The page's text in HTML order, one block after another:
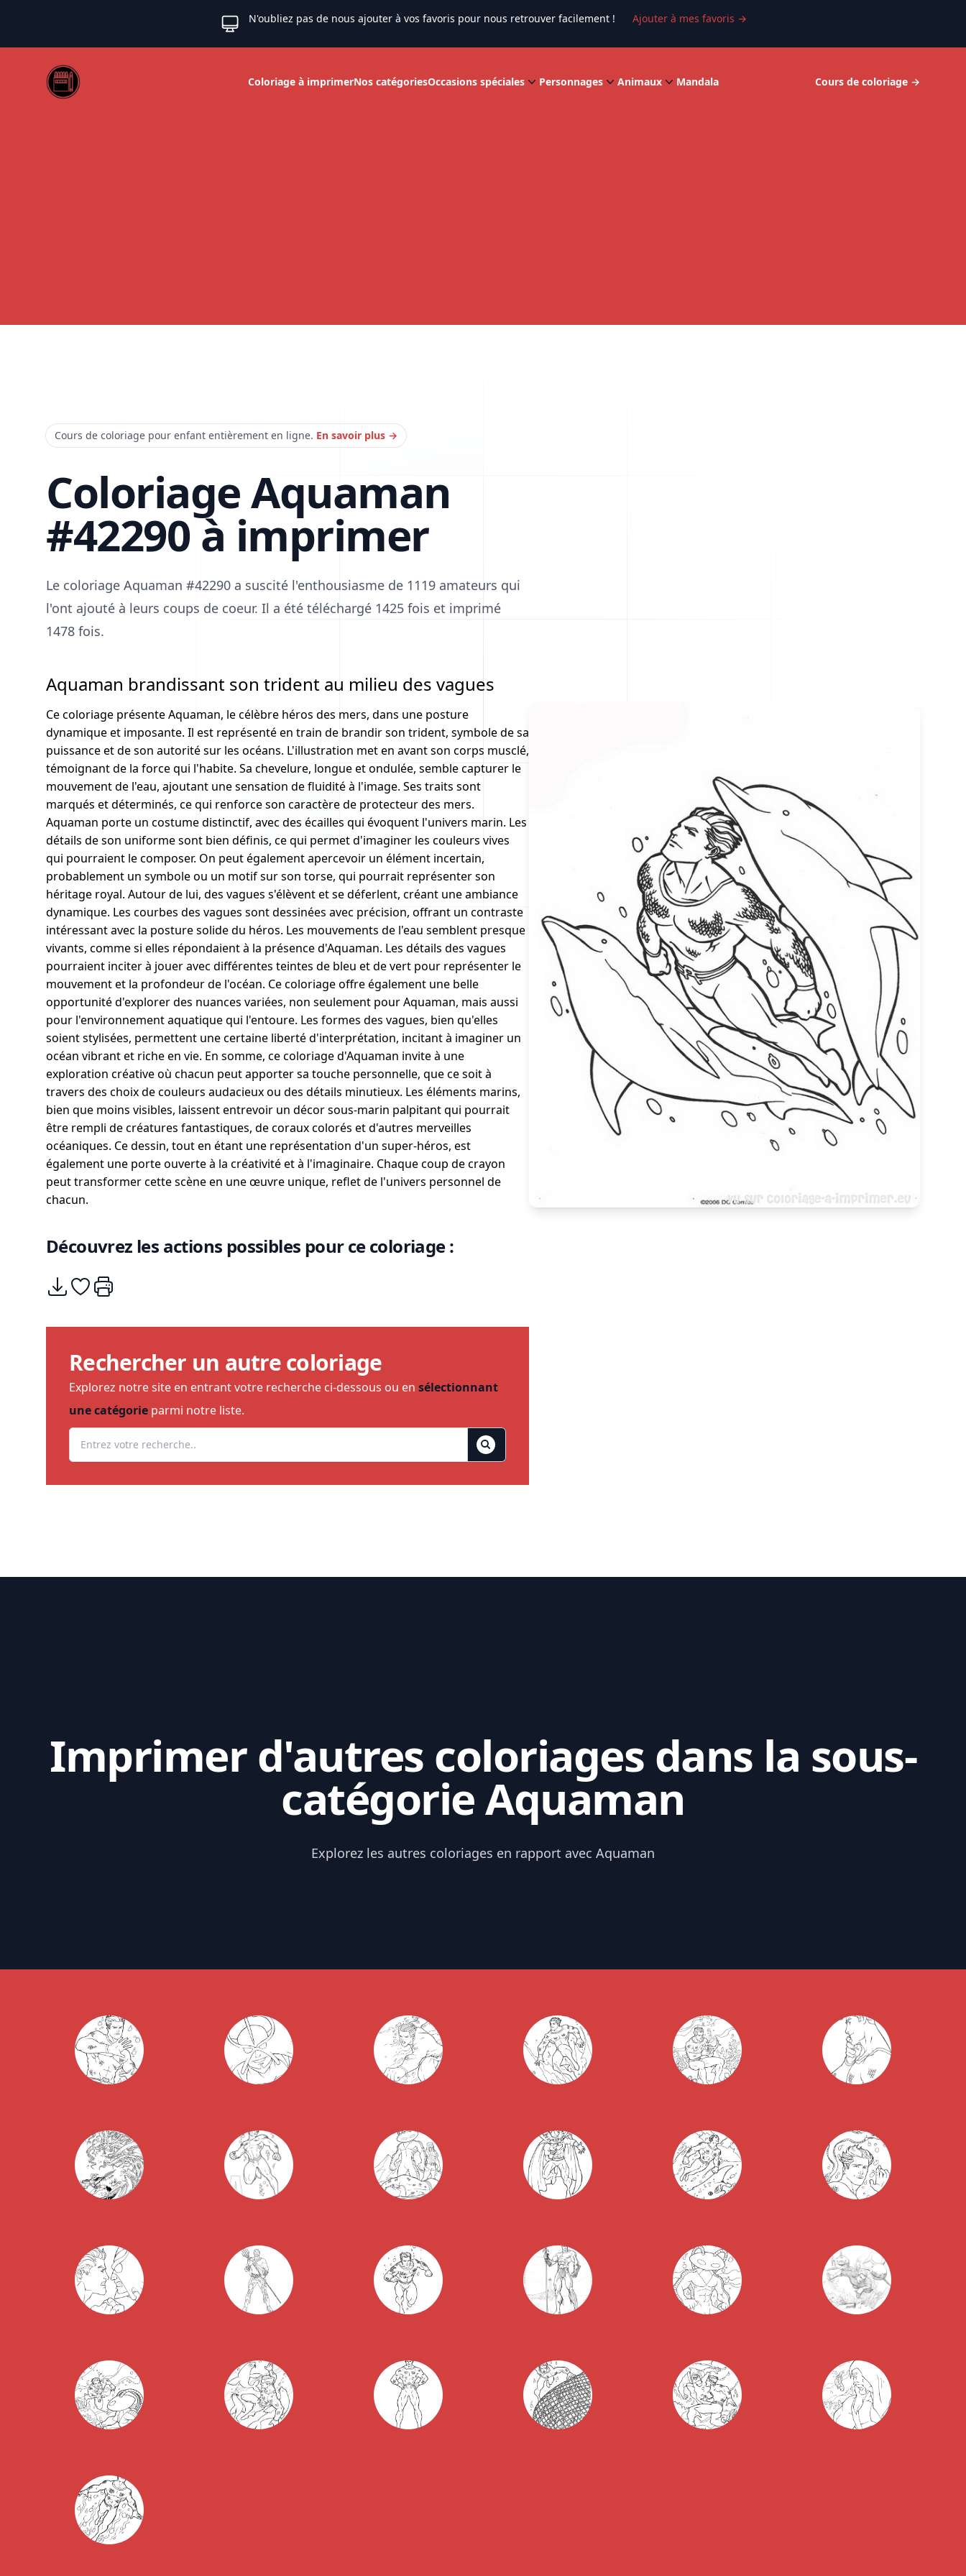
N'oubliez pas de nous ajouter à vos favoris pour nous retrouver facilement ! Ajouter à mes favoris →
Web coloriage
Coloriage à imprimerNos catégoriesOccasions spéciales Personnages Animaux Mandala Cours de coloriage →
Cours de coloriage pour enfant entièrement en ligne. En savoir plus →
Coloriage Aquaman
#42290 à imprimer
Le coloriage Aquaman #42290 a suscité l'enthousiasme de 1119 amateurs qui
l'ont ajouté à leurs coups de coeur. Il a été téléchargé 1425 fois et imprimé
1478 fois.
Aquaman brandissant son trident au milieu des vagues
Ce coloriage présente Aquaman, le célèbre héros des mers, dans une posture
dynamique et imposante. Il est représenté en train de brandir son trident, symbole de sa
puissance et de son autorité sur les océans. L'illustration met en avant son corps musclé,
témoignant de la force qui l'habite. Sa chevelure, longue et ondulée, semble capturer le
mouvement de l'eau, ajoutant une sensation de fluidité à l'image. Ses traits sont
marqués et déterminés, ce qui renforce son caractère de protecteur des mers.
Aquaman porte un costume distinctif, avec des écailles qui évoquent l'univers marin. Les
détails de son uniforme sont bien définis, ce qui permet d'imaginer les couleurs vives
qui pourraient le composer. On peut également apercevoir un élément incertain,
probablement un symbole ou un motif sur son torse, qui pourrait représenter son
héritage royal. Autour de lui, des vagues s'élèvent et se déferlent, créant une ambiance
dynamique. Les courbes des vagues sont dessinées avec précision, offrant un contraste
intéressant avec la posture solide du héros. Les mouvements de l'eau semblent presque
vivants, comme si elles répondaient à la présence d'Aquaman. Les détails des vagues
pourraient inciter à jouer avec différentes teintes de bleu et de vert pour représenter le
mouvement et la profondeur de l'océan. Ce coloriage offre également une belle
opportunité d'explorer des nuances variées, non seulement pour Aquaman, mais aussi
pour l'environnement aquatique qui l'entoure. Les formes des vagues, bien qu'elles
soient stylisées, permettent une certaine liberté d'interprétation, incitant à imaginer un
océan vibrant et riche en vie. En somme, ce coloriage d'Aquaman invite à une
exploration créative où chacun peut apporter sa touche personnelle, que ce soit à
travers des choix de couleurs audacieux ou des détails minutieux. Les éléments marins,
bien que moins visibles, laissent entrevoir un décor sous-marin palpitant qui pourrait
être rempli de créatures fantastiques, de coraux colorés et d'autres merveilles
océaniques. Ce dessin, tout en étant une représentation d'un super-héros, est
également une porte ouverte à la créativité et à l'imaginaire. Chaque coup de crayon
peut transformer cette scène en une œuvre unique, reflet de l'univers personnel de
chacun.
Découvrez les actions possibles pour ce coloriage :
Télécharger
Ajouter à mes coups de coeurs
Imprimer
Rechercher un autre coloriage
Explorez notre site en entrant votre recherche ci-dessous ou en sélectionnant
une catégorie parmi notre liste.
Imprimer d'autres coloriages dans la sous-
catégorie Aquaman
Explorez les autres coloriages en rapport avec Aquaman